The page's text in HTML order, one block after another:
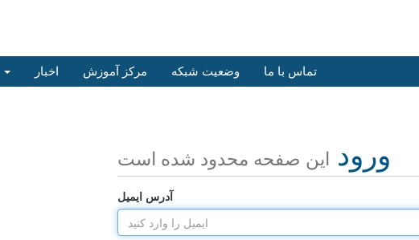
اخبار مرکز آموزش وضعیت شبکه تماس با ما
ورود این صفحه محدود شده است
آدرس ایمیل